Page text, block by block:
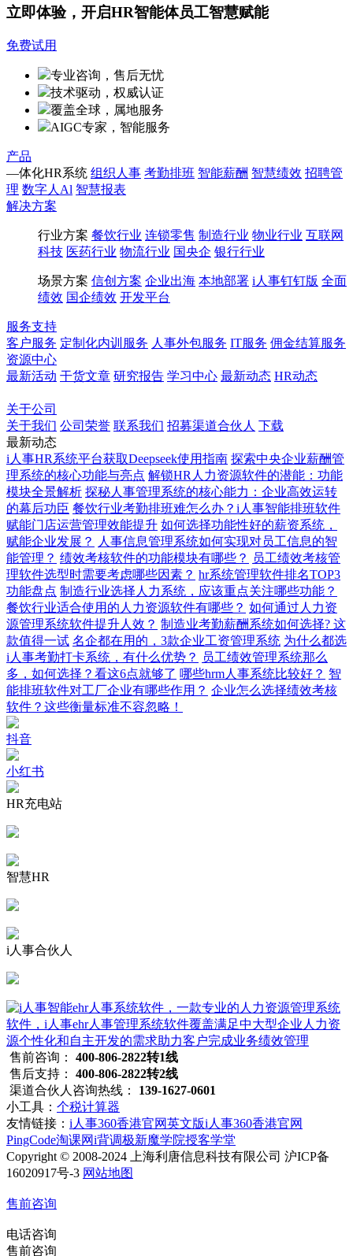
立即体验，开启HR智能体员工智慧赋能
免费试用
专业咨询，售后无忧
技术驱动，权威认证
覆盖全球，属地服务
AIGC专家，智能服务
产品
—体化HR系统 组织人事 考勤排班 智能薪酬 智慧绩效 招聘管
理 数字人Al 智慧报表
解决方案
行业方案 餐饮行业 连锁零售 制造行业 物业行业 互联网
科技 医药行业 物流行业 国央企 银行行业
场景方案 信创方案 企业出海 本地部署 i人事钉钉版 全面
绩效 国企绩效 开发平台
服务支持
客户服务 定制化内训服务 人事外包服务 IT服务 佣金结算服务
资源中心
最新活动 干货文章 研究报告 学习中心 最新动态 HR动态
关于公司
关于我们 公司荣誉 联系我们 招募渠道合伙人 下载
最新动态
i人事HR系统平台获取Deepseek使用指南 探索中央企业薪酬管
理系统的核心功能与亮点 解锁HR人力资源软件的潜能：功能
模块全景解析 探秘人事管理系统的核心能力：企业高效运转
的幕后功臣 餐饮行业考勤排班难怎么办？i人事智能排班软件
赋能门店运营管理效能提升 如何选择功能性好的薪资系统，
赋能企业发展？
人事信息管理系统如何实现对员工信息的智
能管理？ 绩效考核软件的功能模块有哪些？
员工绩效考核管
理软件选型时需要考虑哪些因素？ hr系统管理软件排名TOP3
功能盘点 制造行业选择人力系统，应该重点关注哪些功能？
餐饮行业适合使用的人力资源软件有哪些？ 如何通过人力资
源管理系统软件提升人效？ 制造业考勤薪酬系统如何选择? 这
款值得一试 名企都在用的，3款企业工资管理系统 为什么都选
i人事考勤打卡系统，有什么优势？
员工绩效管理系统那么
多，如何选择？看这6点就够了 哪些hrm人事系统比较好？ 智
能排班软件对工厂企业有哪些作用？ 企业怎么选择绩效考核
软件？这些衡量标准不容忽略！
抖音
小红书
HR充电站
智慧HR
i人事合伙人
售前咨询：
400-806-2822转1线
售后支持：
400-806-2822转2线
渠道合伙人咨询热线：
139-1627-0601
小工具： 个税计算器
友情链接： i人事360香港官网英文版i人事360香港官网
PingCode淘课网i背调极新魔学院授客学堂
Copyright © 2008-2024 上海利唐信息科技有限公司 沪ICP备
16020917号-3 网站地图
售前咨询
电话咨询
售前咨询